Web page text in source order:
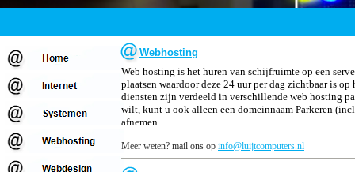
Eindelijk advies op maat!
Webhosting
Web hosting is het huren van schijfruimte op een
plaatsen waardoor deze 24 uur per dag zichtbaar is
diensten zijn verdeeld in verschillende web hosting
wilt, kunt u ook alleen een domeinnaam Parkeren
afnemen.
Meer weten? mail ons op info@luijtcomputers.nl